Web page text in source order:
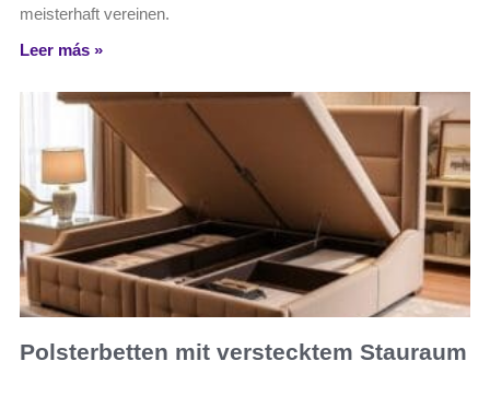
meisterhaft vereinen.
Leer más »
Polsterbetten mit verstecktem Stauraum